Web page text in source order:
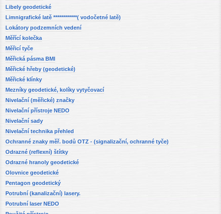
Libely geodetické
Limnigrafické latě ************( vodočetné latě)
Lokátory podzemních vedení
Měřící kolečka
Měřicí tyče
Měřická pásma BMI
Měřické hřeby (geodetické)
Měřické klínky
Mezníky geodetické, kolíky vytyčovací
Nivelační (měřické) značky
Nivelační přístroje NEDO
Nivelační sady
Nivelační technika přehled
Ochranné znaky měř. bodů OTZ - (signalizační, ochranné tyče)
Odrazné (reflexní) štítky
Odrazné hranoly geodetické
Olovnice geodetické
Pentagon geodetický
Potrubní (kanalizační) lasery.
Potrubní laser NEDO